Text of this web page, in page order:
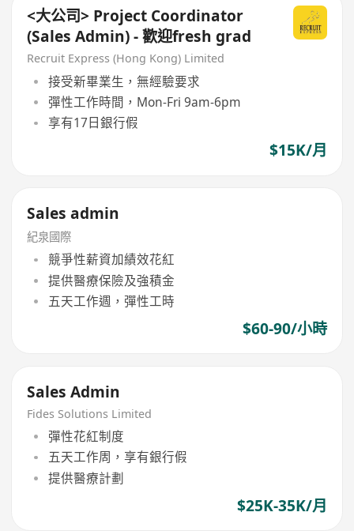
<大公司> Project Coordinator
(Sales Admin) - 歡迎fresh grad
Recruit Express (Hong Kong) Limited
接受新畢業生，無經驗要求
彈性工作時間，Mon-Fri 9am-6pm
享有17日銀行假
$15K/月
Sales admin
紀泉國際
競爭性薪資加績效花紅
提供醫療保險及強積金
五天工作週，彈性工時
$60-90/小時
Sales Admin
Fides Solutions Limited
彈性花紅制度
五天工作周，享有銀行假
提供醫療計劃
$25K-35K/月